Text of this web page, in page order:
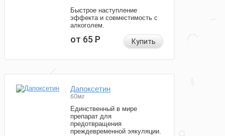
Быстрое наступление
эффекта и совместимость с
алкоголем.
от 65Р Купить
Дапоксетин
60мг
Единственный в мире
препарат для
предотвращения
преждевременной эякуляции.